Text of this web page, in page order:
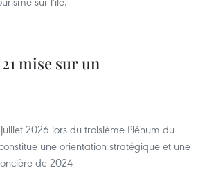
mise sur un
2026 lors du troisième Plénum du
une orientation stratégique et une
de 2024